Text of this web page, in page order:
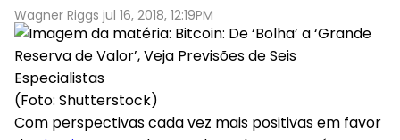
Wagner Riggs jul 16, 2018, 12:19PM
(Foto: Shutterstock)
Com perspectivas cada vez mais positivas em favor